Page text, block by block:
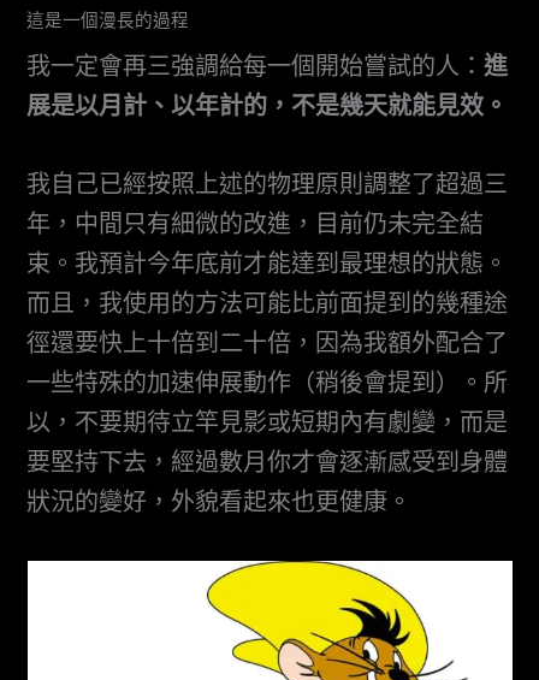
這是一個漫長的過程
我一定會再三強調給每一個開始嘗試的人：進
展是以月計、以年計的，不是幾天就能見效。
我自己已經按照上述的物理原則調整了超過三
年，中間只有細微的改進，目前仍未完全結
束。我預計今年底前才能達到最理想的狀態。
而且，我使用的方法可能比前面提到的幾種途
徑還要快上十倍到二十倍，因為我額外配合了
一些特殊的加速伸展動作（稍後會提到）。所
以，不要期待立竿見影或短期內有劇變，而是
要堅持下去，經過數月你才會逐漸感受到身體
狀況的變好，外貌看起來也更健康。